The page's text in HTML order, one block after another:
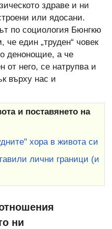
здраве и ни
или ядосани.
по социология Бюнгкю
един „труден“ човек
денонощие, а че
от него, се натрупва и
върху нас и
и поставянето на
хора в живота си
лични граници (и
ни